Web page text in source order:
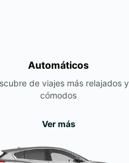
Automáticos
de viajes más relajados y
cómodos
Ver más